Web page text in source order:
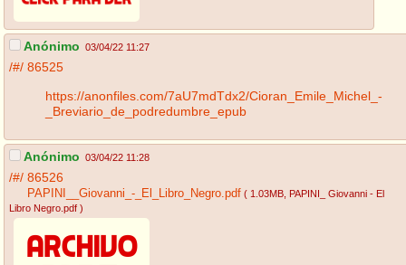
Anónimo 03/04/22 11:27
/#/ 86525
https://anonfiles.com/7aU7mdTdx2/Cioran_Emile_Michel_-
_Breviario_de_podredumbre_epub
Anónimo 03/04/22 11:28
/#/ 86526
PAPINI__Giovanni_-_El_Libro_Negro.pdf ( 1.03MB , PAPINI_ Giovanni - El
Libro Negro.pdf )